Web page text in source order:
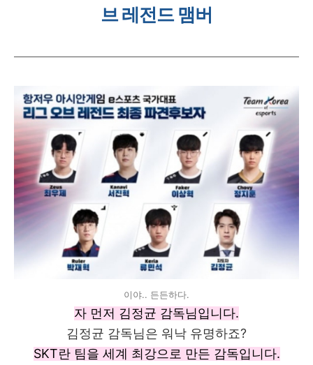
브 레전드 맴버
이야.. 든든하다.
자 먼저 김정균 감독님입니다.
김정균 감독님은 워낙 유명하죠?
SKT란 팀을 세계 최강으로 만든 감독입니다.